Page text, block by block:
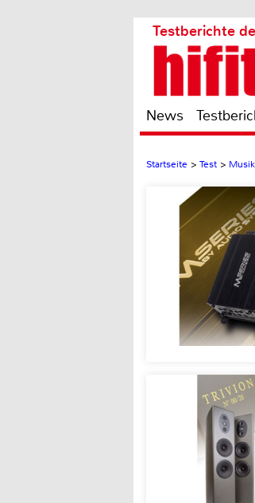
Testberichte
News
Startseite > Test >